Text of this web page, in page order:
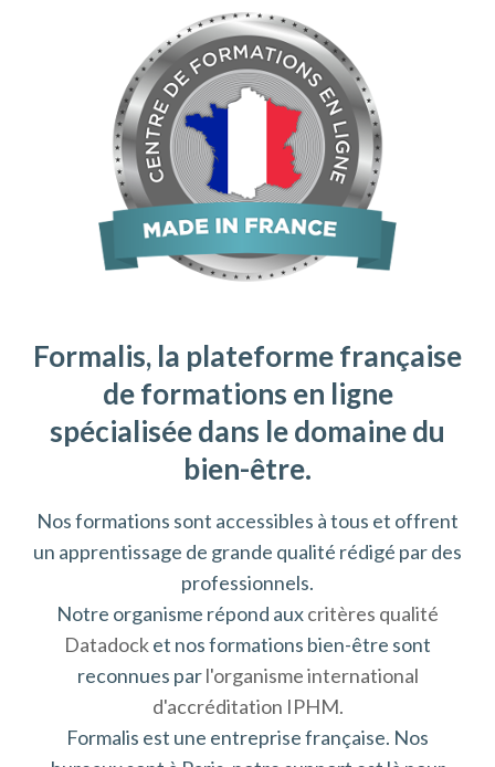
Formalis, la plateforme française
de formations en ligne
spécialisée dans le domaine du
bien-être.
Nos formations sont accessibles à tous et offrent
un apprentissage de grande qualité rédigé par des
professionnels.
Notre organisme répond auxcritères qualité
Datadocket nos formations bien-être sont
reconnues parl'organisme international
d'accréditation IPHM.
Formalis est une entreprise française. Nos